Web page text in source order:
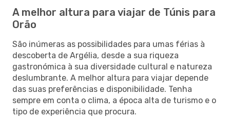
A melhor altura para viajar de Túnis para
Orão
São inúmeras as possibilidades para umas férias à
descoberta de Argélia, desde a sua riqueza
gastronómica à sua diversidade cultural e natureza
deslumbrante. A melhor altura para viajar depende
das suas preferências e disponibilidade. Tenha
sempre em conta o clima, a época alta de turismo e o
tipo de experiência que procura.